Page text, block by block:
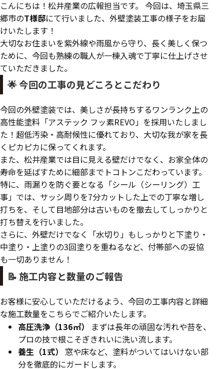
こんにちは！松井産業の広報担当です。 今回は、埼玉県三
郷市のT様邸にて行いました、外壁塗装工事の様子をお届
けいたします！
大切なお住まいを紫外線や雨風から守り、長く美しく保つ
ために、今回も熟練の職人が一棟入魂で丁寧に仕上げさせ
ていただきました。
🌟 今回の工事の見どころとこだわり
今回の外壁塗装では、美しさが長持ちするワンランク上の
高性能塗料「アステック フッ素REVO」を採用いたしまし
た！超低汚染・高耐候性に優れており、大切な我が家を長
くピカピカに保ってくれます。
また、松井産業では目に見える壁だけでなく、お家全体の
寿命を延ばすために細部までトコトンこだわっています。
特に、雨漏りを防ぐ要となる「シール（シーリング）工
事」では、サッシ周りを7分カットした上での丁寧な増し
打ちを、そして目地部分は古いものを撤去してしっかりと
打ち替えを行いました。
さらに、外壁だけでなく「水切り」もしっかりと下塗り・
中塗り・上塗りの3回塗りを重ねるなど、付帯部への妥協
も一切ありません！
📝 施工内容と数量のご報告
お客様に安心していただけるよう、今回の工事内容と詳細
な施工数量をこちらでご紹介いたします。
高圧洗浄（136㎡）
まずは長年の頑固な汚れや苔を、
プロの技で根こそぎきれいに洗い流します。
養生（1式）
窓や床など、塗料がついてはいけない部
分を徹底的にガードします。